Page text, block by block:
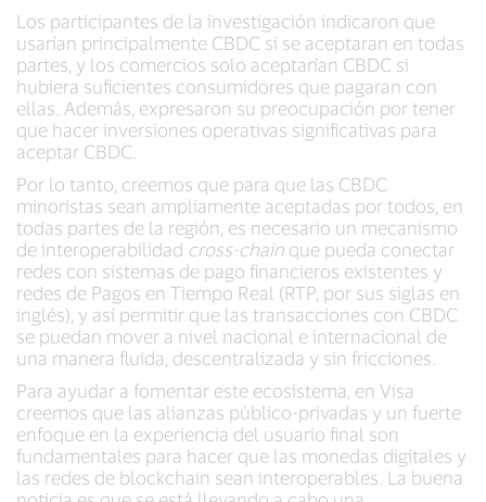
Los participantes de la investigación indicaron que
usarían principalmente CBDC si se aceptaran en todas
partes, y los comercios solo aceptarían CBDC si
hubiera suficientes consumidores que pagaran con
ellas. Además, expresaron su preocupación por tener
que hacer inversiones operativas significativas para
aceptar CBDC.
Por lo tanto, creemos que para que las CBDC
minoristas sean ampliamente aceptadas por todos, en
todas partes de la región, es necesario un mecanismo
de interoperabilidad cross-chain que pueda conectar
redes con sistemas de pago financieros existentes y
redes de Pagos en Tiempo Real (RTP, por sus siglas en
inglés), y así permitir que las transacciones con CBDC
se puedan mover a nivel nacional e internacional de
una manera fluida, descentralizada y sin fricciones.
Para ayudar a fomentar este ecosistema, en Visa
creemos que las alianzas público-privadas y un fuerte
enfoque en la experiencia del usuario final son
fundamentales para hacer que las monedas digitales y
las redes de blockchain sean interoperables. La buena